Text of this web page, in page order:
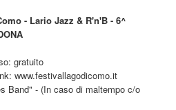
- Lario Jazz & R'n'B - 6^
gratuito
www.festivallagodicomo.it
Band" - (In caso di maltempo c/o